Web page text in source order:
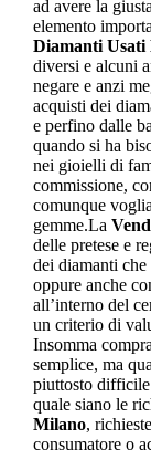
ad avere la
elemento
Diamanti Usati
diversi e alcuni
negare e anzi
acquisti dei
e perfino dalle
quando si ha
nei gioielli di
commissione,
comunque
gemme.La
delle pretese e
dei diamanti
oppure anche
all’interno del
un criterio di
Insomma
semplice, ma
piuttosto
quale siano le
Milano,
consumatore o